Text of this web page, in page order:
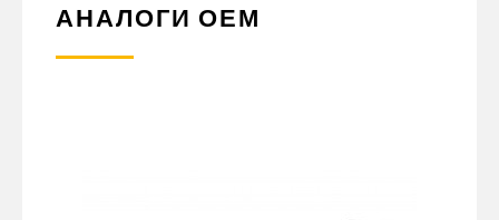
АНАЛОГИ ОЕМ